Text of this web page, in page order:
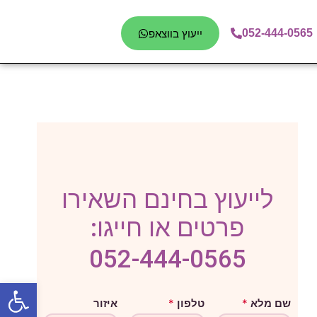
052-444-0565 ייעוץ בווצאפ
לייעוץ בחינם השאירו
פרטים או חייגו:
052-444-0565
שם מלא * טלפון * איזור ה
ו
פתח